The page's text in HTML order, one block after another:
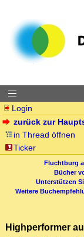
Login
zurück zur
in Thread öffnen
Ticker
Fluchtburg
Bücher
Unterstützen
Weitere
Highperformer